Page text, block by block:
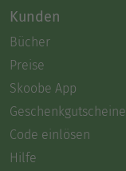
Kunden
Bücher
Preise
Skoobe App
Geschenkgutscheine
Code einlösen
Hilfe